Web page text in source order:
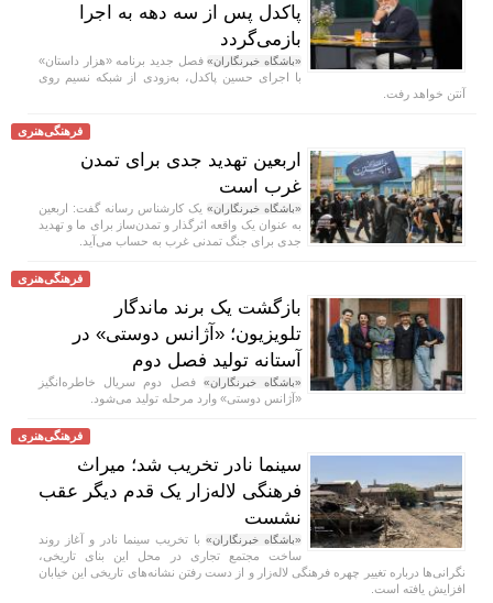
پاکدل پس از سه دهه به اجرا
بازمی‌گردد
«باشگاه خبرنگاران»فصل جدید برنامه «هزار داستان»
با اجرای حسین پاکدل، به‌زودی از شبکه نسیم روی
آنتن خواهد رفت.
فرهنگی‌هنری
اربعین تهدید جدی برای تمدن
غرب است
«باشگاه خبرنگاران» یک کارشناس رسانه گفت: اربعین
به عنوان یک واقعه اثرگذار و تمدن‌ساز برای ما و تهدید
جدی برای جنگ تمدنی غرب به حساب می‌آید.
فرهنگی‌هنری
بازگشت یک برند ماندگار
تلویزیون؛ «آژانس دوستی» در
آستانه تولید فصل دوم
«باشگاه خبرنگاران» فصل دوم سریال خاطره‌انگیز
«آژانس دوستی» وارد مرحله تولید می‌شود.
فرهنگی‌هنری
سینما نادر تخریب شد؛ میراث
فرهنگی لاله‌زار یک قدم دیگر عقب
نشست
«باشگاه خبرنگاران» با تخریب سینما نادر و آغاز روند
ساخت مجتمع تجاری در محل این بنای تاریخی،
نگرانی‌ها درباره تغییر چهره فرهنگی لاله‌زار و از دست رفتن نشانه‌های تاریخی این خیابان
افزایش یافته است.